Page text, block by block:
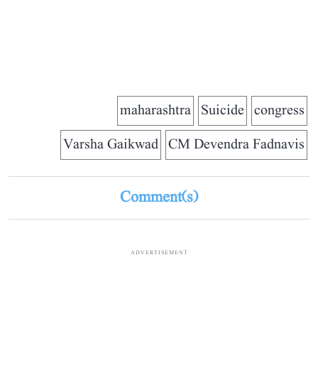
congress
Suicide
maharashtra
CM Devendra Fadnavis
Varsha Gaikwad
Comment(s)
ADVERTISEMENT